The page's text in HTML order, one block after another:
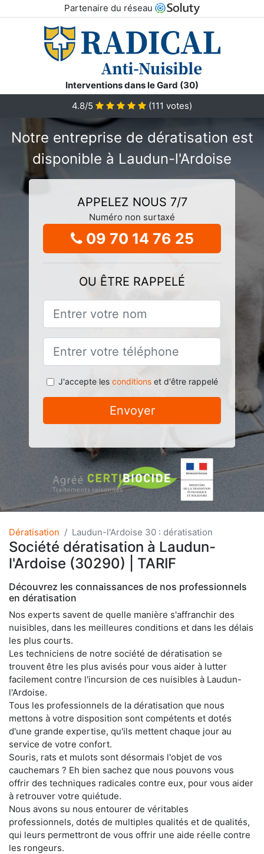
Partenaire du réseau
Interventions dans le Gard (30)
4.8/5
(111 votes)
Notre entreprise de dératisation est
disponible à Laudun-l'Ardoise
APPELEZ NOUS 7/7
Numéro non surtaxé
09 70 14 76 25
OU ÊTRE RAPPELÉ
J'accepte les conditionset d'être rappelé
Envoyer
Dératisation Laudun-l'Ardoise 30 : dératisation
Société dératisation à Laudun-
l'Ardoise (30290) | TARIF
Découvrez les connaissances de nos professionnels
en dératisation
Nos experts savent de quelle manière s'affranchir des
nuisibles, dans les meilleures conditions et dans les délais
les plus courts.
Les techniciens de notre société de dératisation se
trouvent être les plus avisés pour vous aider à lutter
facilement contre l'incursion de ces nuisibles à Laudun-
l'Ardoise.
Tous les professionnels de la dératisation que nous
mettons à votre disposition sont compétents et dotés
d'une grande expertise, qu'ils mettent chaque jour au
service de votre confort.
Souris, rats et mulots sont désormais l'objet de vos
cauchemars ? Eh bien sachez que nous pouvons vous
offrir des techniques radicales contre eux, pour vous aider
à retrouver votre quiétude.
Nous avons su nous entourer de véritables
professionnels, dotés de multiples qualités et de qualités,
qui leurs permettront de vous offrir une aide réelle contre
les rongeurs.